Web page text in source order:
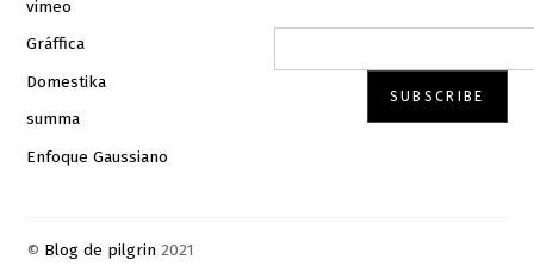
vimeo
Gráffica
Domestika
summa
Enfoque Gaussiano
© Blog de pilgrin 2021